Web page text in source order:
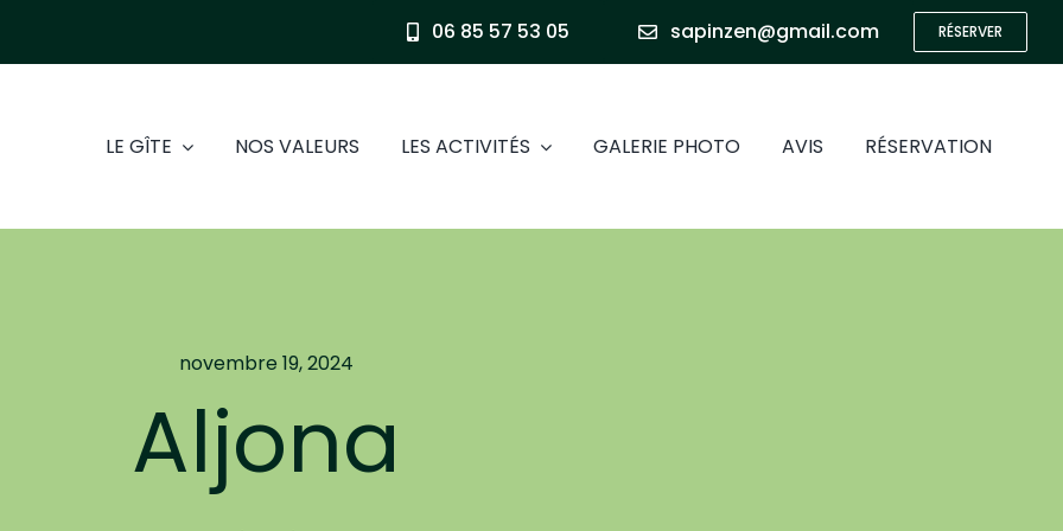
06 85 57 53 05 sapinzen@gmail.com RÉSERVER
LE GÎTE NOS VALEURS LES ACTIVITÉS GALERIE PHOTO AVIS RÉSERVATION
novembre 19, 2024
Aljona
Bascule
de
de